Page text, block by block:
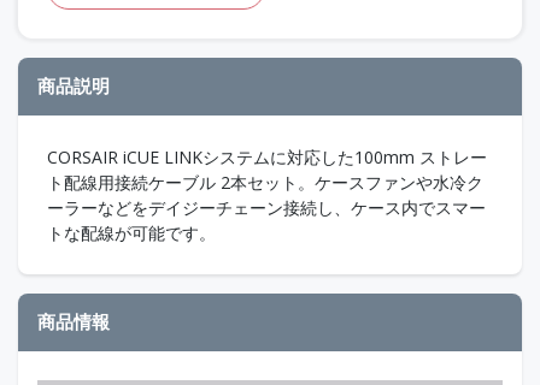
商品説明
CORSAIR iCUE LINKシステムに対応した100mm ストレー
ト配線用接続ケーブル 2本セット。ケースファンや水冷ク
ーラーなどをデイジーチェーン接続し、ケース内でスマー
トな配線が可能です。
商品情報